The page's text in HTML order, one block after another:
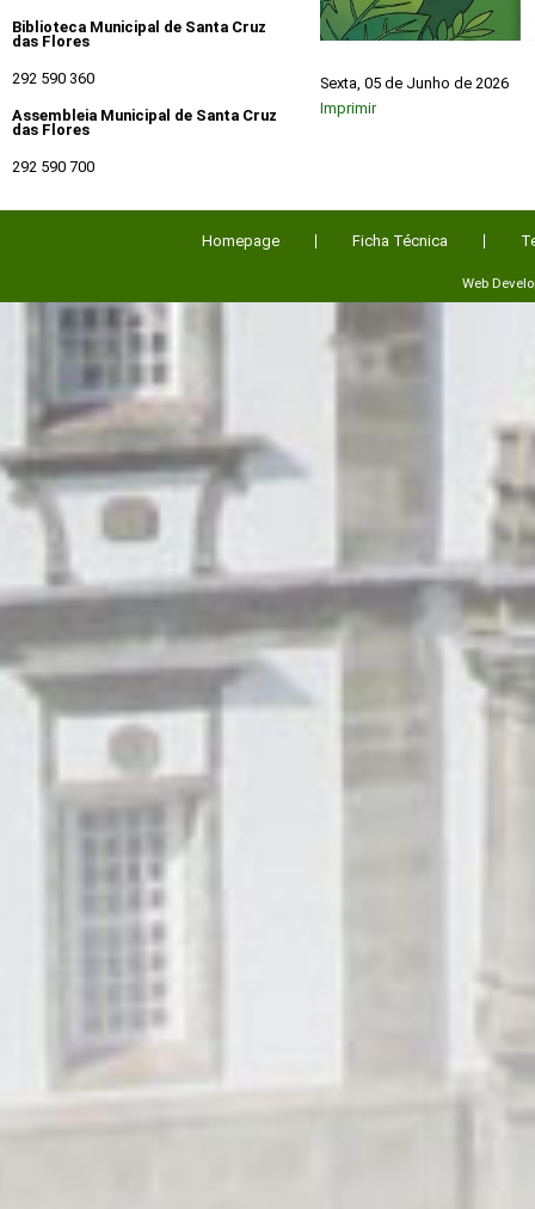
Biblioteca Municipal de Santa Cruz
das Flores
292 590 360
Assembleia Municipal de Santa Cruz
das Flores
292 590 700
Sexta, 05 de Junho de 2026
Imprimir
Homepage Ficha Técnica
Web